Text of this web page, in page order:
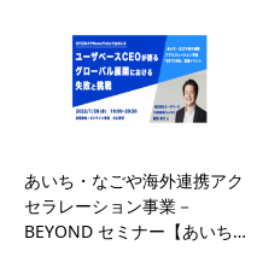
あいち・なごや海外連携アク
セラレーション事業－
BEYOND セミナー【あいち…